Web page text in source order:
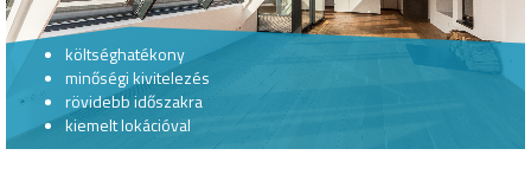
költséghatékony
minőségi kivitelezés
rövidebb időszakra
kiemelt lokációval